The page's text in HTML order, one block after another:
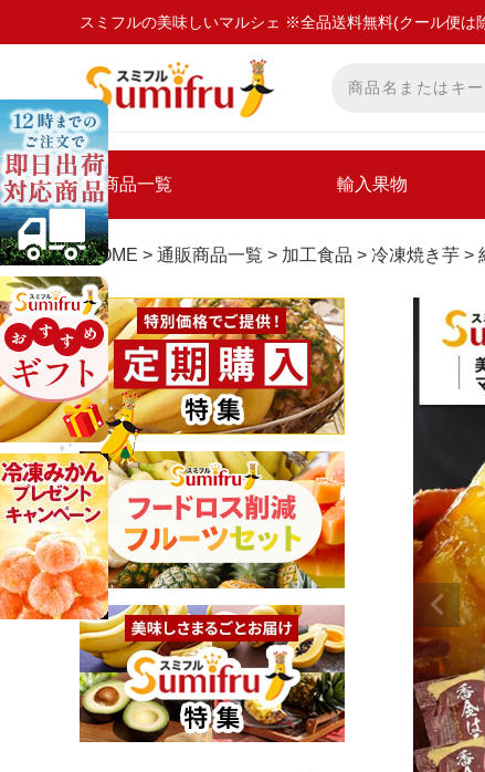
スミフルの美味しいマルシェ ※全品送料無料(クール便は
商品一覧 輸入果物
HOME 通販商品一覧 加工食品 冷凍焼き芋